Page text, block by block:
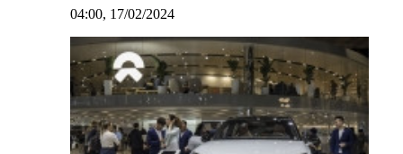
04:00, 17/02/2024